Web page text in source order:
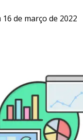
de março de 2022